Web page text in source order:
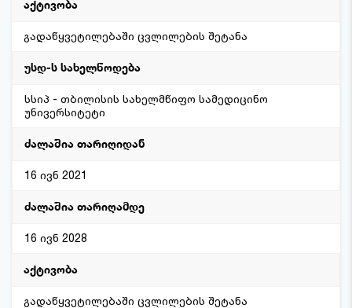
გადაწყვეტილებაში ცვლილების შეტანა
სსიპ - თბილისის სახელმწიფო სამედიცინო
უნივერსიტეტი
16 ივნ 2021
16 ივნ 2028
გადაწყვეტილებაში ცვლილების შეტანა